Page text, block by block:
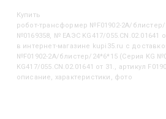
Купить
Робот-трансформер №F01902-2A/блистер/24*6*15 (Серия KG
№0169358, № ЕАЭС KG417/055.CN.02.01641
в интернет-магазине kupi35.ru с
№F01902-2A/блистер/24*6*15 (Серия KG
KG417/055.CN.02.01641 от 31., артикул
описание, характеристики, фото